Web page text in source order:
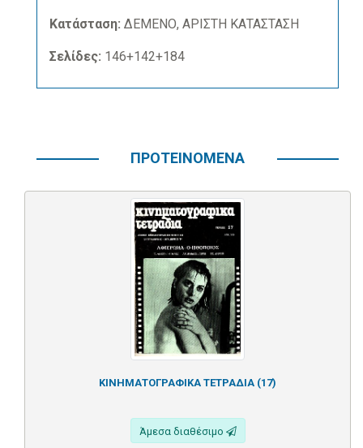
Κατάσταση: ΔΕΜΕΝΟ, ΑΡΙΣΤΗ ΚΑΤΑΣΤΑΣΗ
Σελίδες: 146+142+184
ΠΡΟΤΕΙΝΟΜΕΝΑ
ΚΙΝΗΜΑΤΟΓΡΑΦΙΚΑ ΤΕΤΡΑΔΙΑ (17)
Άμεσα διαθέσιμο